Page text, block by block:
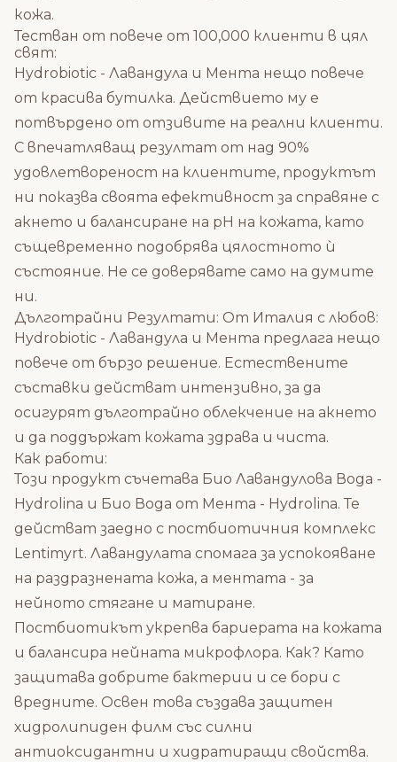
кожа.
Тестван от повече от 100,000 клиенти в цял
свят:
Hydrobiotic - Лавандула и Мента нещо повече
от красива бутилка. Действието му е
потвърдено от отзивите на реални клиенти.
С впечатляващ резултат от над 90%
удовлетвореност на клиентите, продуктът
ни показва своята ефективност за справяне с
акнето и балансиране на рН на кожата, като
същевременно подобрява цялостното ѝ
състояние. Не се доверявате само на думите
ни.
Дълготрайни Резултати: От Италия с любов:
Hydrobiotic - Лавандула и Мента предлага нещо
повече от бързо решение. Естествените
съставки действат интензивно, за да
осигурят дълготрайно облекчение на акнето
и да поддържат кожата здрава и чиста.
Как работи:
Този продукт съчетава Био Лавандулова Вода -
Hydrolina и Био Вода от Мента - Hydrolina. Те
действат заедно с постбиотичния комплекс
Lentimyrt. Лавандулата спомага за успокояване
на раздразнената кожа, а ментата - за
нейното стягане и матиране.
Постбиотикът укрепва бариерата на кожата
и балансира нейната микрофлора. Как? Като
защитава добрите бактерии и се бори с
вредните. Освен това създава защитен
хидролипиден филм със силни
антиоксидантни и хидратиращи свойства.